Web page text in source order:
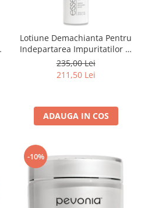
Lotiune Demachianta Pentru
Indepartarea Impuritatilor si
Machiajului, Eye Make Up
Remover - 200ml
235,00 Lei
211,50 Lei
ADAUGA IN COS
-10%